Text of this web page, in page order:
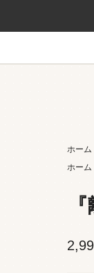
ホーム
ホーム